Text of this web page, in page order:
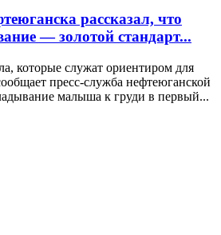
рассказал, что
— золотой стандарт...
которые служат ориентиром для
пресс-служба нефтеюганской
малыша к груди в первый...